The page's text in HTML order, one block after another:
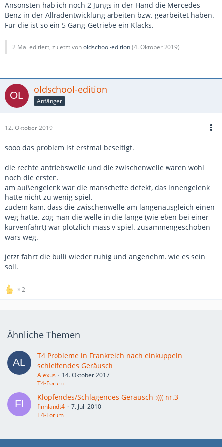
Ansonsten hab ich noch 2 Jungs in der Hand die Mercedes
Benz in der Allradentwicklung arbeiten bzw. gearbeitet haben.
Für die ist so ein 5 Gang-Getriebe ein Klacks.
2 Mal editiert, zuletzt vonoldschool-edition(4. Oktober 2019)
oldschool-edition
Anfänger
12. Oktober 2019
sooo das problem ist erstmal beseitigt.
die rechte antriebswelle und die zwischenwelle waren wohl
noch die ersten.
am außengelenk war die manschette defekt, das innengelenk
hatte nicht zu wenig spiel.
zudem kam, dass die zwischenwelle am längenausgleich einen
weg hatte. zog man die welle in die länge (wie eben bei einer
kurvenfahrt) war plötzlich massiv spiel. zusammengeschoben
wars weg.
jetzt fährt die bulli wieder ruhig und angenehm. wie es sein
soll.
2
Ähnliche Themen
T4 Probleme in Frankreich nach einkuppeln
schleifendes Geräusch
Alexus
14. Oktober 2017
T4-Forum
Klopfendes/Schlagendes Geräusch :((( nr.3
finnlandt4
7. Juli 2010
T4-Forum